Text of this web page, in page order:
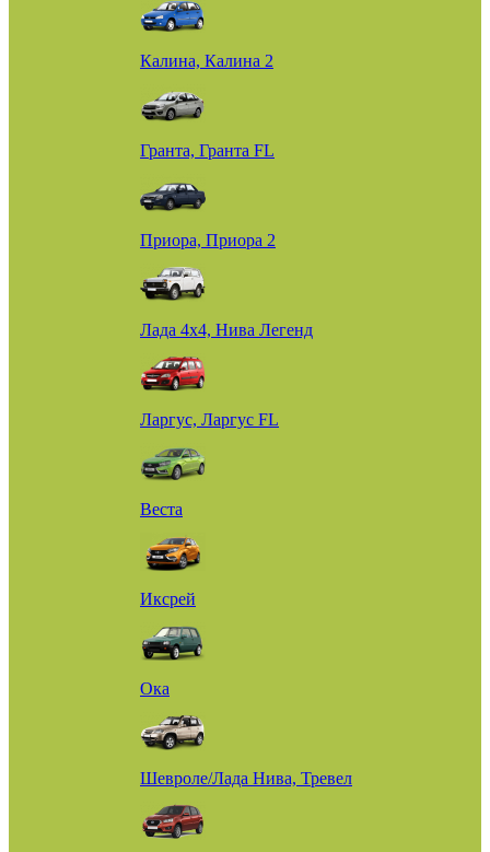
Калина, Калина 2
Гранта, Гранта FL
Приора, Приора 2
Лада 4х4, Нива Легенд
Ларгус, Ларгус FL
Веста
Иксрей
Ока
Шевроле/Лада Нива, Тревел